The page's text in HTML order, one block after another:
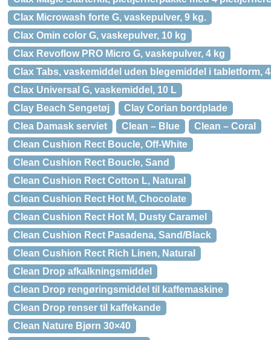
Clax Microwash forte G, vaskepulver, 9 kg.
Clax Omin color G, vaskepulver, 10 kg
Clax Revoflow PRO Micro G, vaskepulver, 4 kg
Clax Tabs, vaskemiddel uden blegemiddel i tabletform,
Clax Universal G, vaskemiddel, 10 L
Clay Beach Sengetøj
Clay Corian bordplade
Clea Damask serviet
Clean – Blue
Clean – Coral
Clean Cushion Rect Boucle, Off-White
Clean Cushion Rect Boucle, Sand
Clean Cushion Rect Cotton L, Natural
Clean Cushion Rect Hot M, Chocolate
Clean Cushion Rect Hot M, Dusty Caramel
Clean Cushion Rect Pasadena, Sand/Black
Clean Cushion Rect Rich Linen, Natural
Clean Drop afkalkningsmiddel
Clean Drop rengøringsmiddel til kaffemaskine
Clean Drop renser til kaffekande
Clean Nature Bjørn 30×40